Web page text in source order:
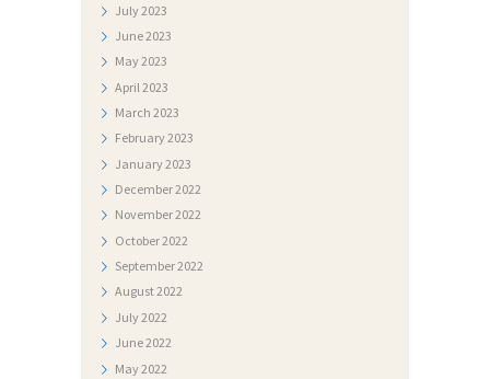
July2023
June2023
May2023
April 2023
March 2023
February2023
January2023
December2022
November2022
October2022
September2022
August2022
July2022
June2022
May2022